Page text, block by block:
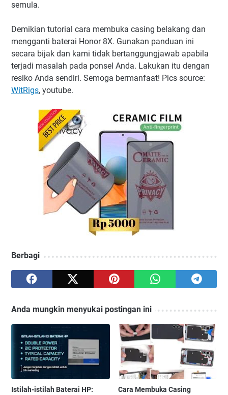
semula.
Demikian tutorial cara membuka casing belakang dan
mengganti baterai Honor 8X. Gunakan panduan ini
secara bijak dan kami tidak bertanggungjawab apabila
terjadi masalah pada ponsel Anda. Lakukan itu dengan
resiko Anda sendiri. Semoga bermanfaat! Pics source:
WitRigs, youtube.
Berbagi
Anda mungkin menyukai postingan ini
Istilah-istilah Baterai HP:
Cara Membuka Casing